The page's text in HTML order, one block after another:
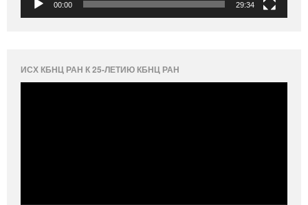
00:00 29:34
ИСХ КБНЦ РАН К 25-ЛЕТИЮ КБНЦ РАН